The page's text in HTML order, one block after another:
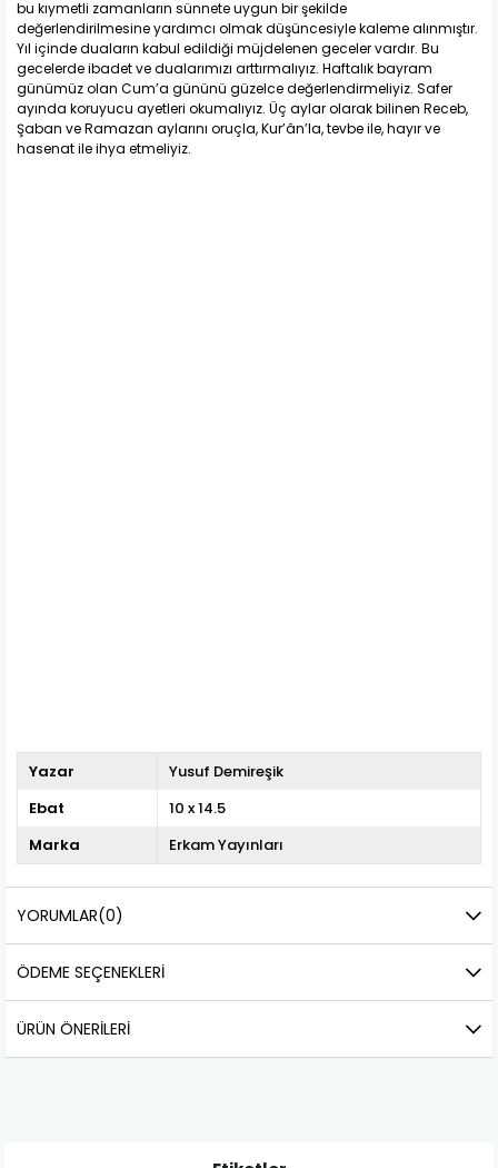
bu kıymetli zamanların sünnete uygun bir şekilde
değerlendirilmesine yardımcı olmak düşüncesiyle kaleme alınmıştır.
Yıl içinde duaların kabul edildiği müjdelenen geceler vardır. Bu
gecelerde ibadet ve dualarımızı arttırmalıyız. Haftalık bayram
günümüz olan Cum’a gününü güzelce değerlendirmeliyiz. Safer
ayında koruyucu ayetleri okumalıyız. Üç aylar olarak bilinen Receb,
Şaban ve Ramazan aylarını oruçla, Kur’ân’la, tevbe ile, hayır ve
hasenat ile ihya etmeliyiz.
Yazar
Yusuf Demireşik
Ebat
10 x 14.5
Marka
Erkam Yayınları
YORUMLAR(0)
ÖDEME SEÇENEKLERI
ÜRÜN ÖNERILERI